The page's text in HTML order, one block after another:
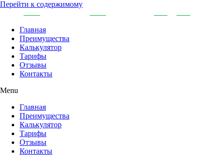
Перейти к содержимому
Главная
Преимущества
Калькулятор
Тарифы
Отзывы
Контакты
Menu
Главная
Преимущества
Калькулятор
Тарифы
Отзывы
Контакты